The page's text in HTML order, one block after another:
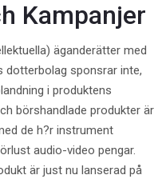
Kampanjer
äganderätter med
dotterbolag sponsrar inte,
i produktens
börshandlade produkter är
de h?r instrument
audio-video pengar.
är just nu lanserad på